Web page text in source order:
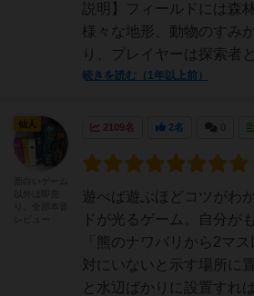
説明】フィールドには森
様々な地形、動物のすみ
り、プレイヤーは探索者
続きを読む（1年以上前）
2109名 2名
遊べば遊ぶほどコツがわ
ドが光るゲーム。自分が
「熊のナワバリから2マ
対にいないと示す場所に
と水辺ばかりに設置すれ
仙人